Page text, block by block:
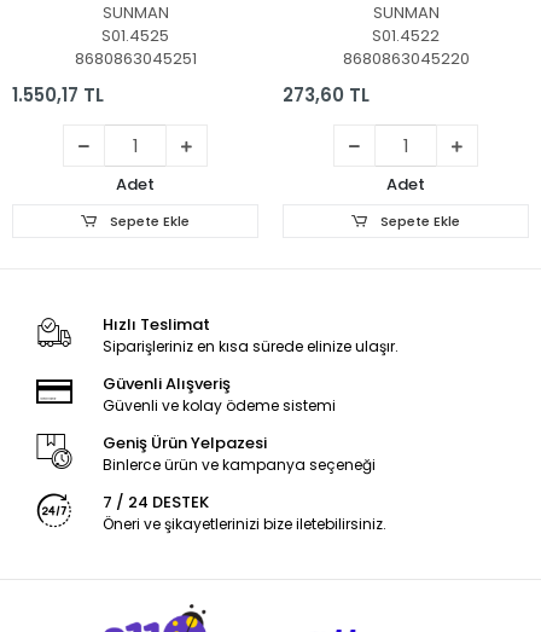
SUNMAN
S01.4525
8680863045251
1.550,17 TL
Adet
Sepete Ekle
SUNMAN
S01.4522
8680863045220
273,60 TL
Adet
Sepete Ekle
Hızlı Teslimat
Siparişleriniz en kısa sürede elinize ulaşır.
Güvenli Alışveriş
Güvenli ve kolay ödeme sistemi
Geniş Ürün Yelpazesi
Binlerce ürün ve kampanya seçeneği
7 / 24 DESTEK
Öneri ve şikayetlerinizi bize iletebilirsiniz.